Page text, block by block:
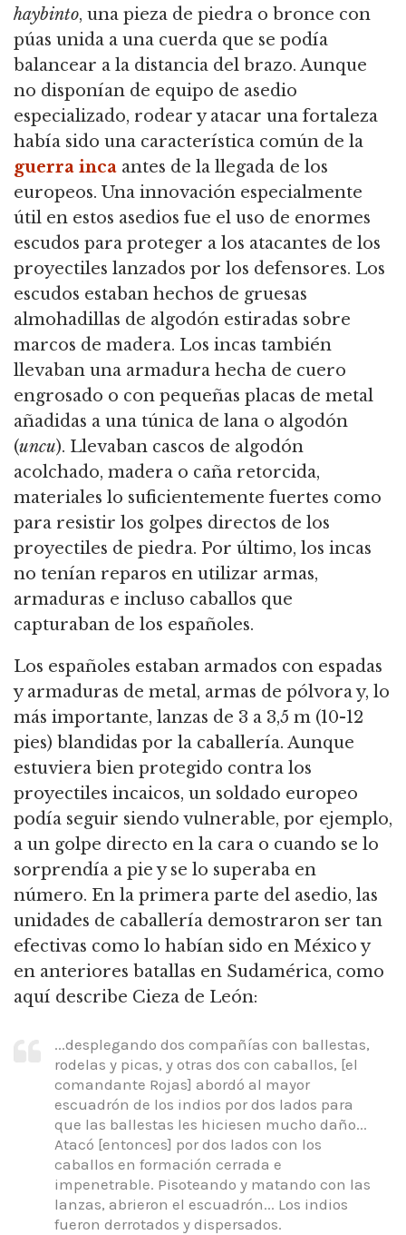
haybinto, una pieza de piedra o bronce con
púas unida a una cuerda que se podía
balancear a la distancia del brazo. Aunque
no disponían de equipo de asedio
especializado, rodear y atacar una fortaleza
había sido una característica común de la
guerra inca antes de la llegada de los
europeos. Una innovación especialmente
útil en estos asedios fue el uso de enormes
escudos para proteger a los atacantes de los
proyectiles lanzados por los defensores. Los
escudos estaban hechos de gruesas
almohadillas de algodón estiradas sobre
marcos de madera. Los incas también
llevaban una armadura hecha de cuero
engrosado o con pequeñas placas de metal
añadidas a una túnica de lana o algodón
(uncu). Llevaban cascos de algodón
acolchado, madera o caña retorcida,
materiales lo suficientemente fuertes como
para resistir los golpes directos de los
proyectiles de piedra. Por último, los incas
no tenían reparos en utilizar armas,
armaduras e incluso caballos que
capturaban de los españoles.
Los españoles estaban armados con espadas
y armaduras de metal, armas de pólvora y, lo
más importante, lanzas de 3 a 3,5 m (10-12
pies) blandidas por la caballería. Aunque
estuviera bien protegido contra los
proyectiles incaicos, un soldado europeo
podía seguir siendo vulnerable, por ejemplo,
a un golpe directo en la cara o cuando se lo
sorprendía a pie y se lo superaba en
número. En la primera parte del asedio, las
unidades de caballería demostraron ser tan
efectivas como lo habían sido en México y
en anteriores batallas en Sudamérica, como
aquí describe Cieza de León:
...desplegando dos compañías con ballestas,
rodelas y picas, y otras dos con caballos, [el
comandante Rojas] abordó al mayor
escuadrón de los indios por dos lados para
que las ballestas les hiciesen mucho daño...
Atacó [entonces] por dos lados con los
caballos en formación cerrada e
impenetrable. Pisoteando y matando con las
lanzas, abrieron el escuadrón... Los indios
fueron derrotados y dispersados.